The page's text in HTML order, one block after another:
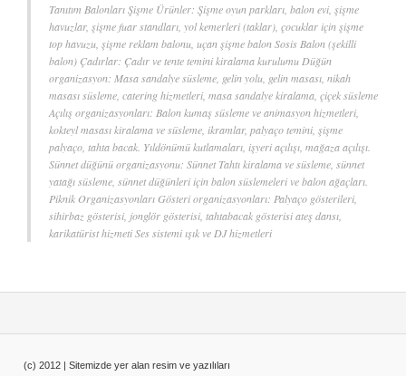
Tanıtım Balonları Şişme Ürünler: Şişme oyun parkları, balon evi, şişme
havuzlar, şişme fuar standları, yol kemerleri (taklar), çocuklar için şişme
top havuzu, şişme reklam balonu, uçan şişme balon Sosis Balon (şekilli
balon) Çadırlar: Çadır ve tente temini kiralama kurulumu Düğün
organizasyon: Masa sandalye süsleme, gelin yolu, gelin masası, nikah
masası süsleme, catering hizmetleri, masa sandalye kiralama, çiçek süsleme
Açılış organizasyonları: Balon kumaş süsleme ve animasyon hizmetleri,
kokteyl masası kiralama ve süsleme, ikramlar, palyaço temini, şişme
palyaço, tahta bacak. Yıldönümü kutlamaları, işyeri açılışı, mağaza açılışı.
Sünnet düğünü organizasyonu: Sünnet Tahtı kiralama ve süsleme, sünnet
yatağı süsleme, sünnet düğünleri için balon süslemeleri ve balon ağaçları.
Piknik Organizasyonları Gösteri organizasyonları: Palyaço gösterileri,
sihirbaz gösterisi, jonglör gösterisi, tahtabacak gösterisi ateş dansı,
karikatürist hizmeti Ses sistemi ışık ve DJ hizmetleri
(c) 2012 | Sitemizde yer alan resim ve yazılıları